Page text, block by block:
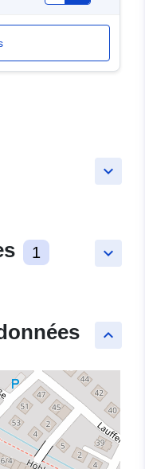
keyboard_arrow_down
keyboard_arrow_down
1
keyboard_arrow_up